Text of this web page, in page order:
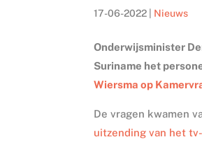
17-06-2022 Nieuws
Onderwijsminister
Suriname het
Wiersma op
De vragen kwamen
uitzending van het